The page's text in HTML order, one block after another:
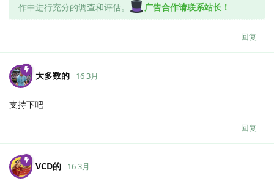
作中进行充分的调查和评估。
广告合作请联系站长！
回复
大多数的 16 3月
支持下吧
回复
VCD的 16 3月